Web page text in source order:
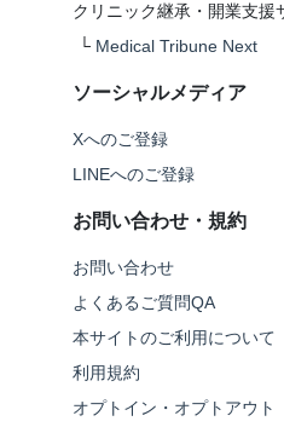
クリニック継承・開業支援
└ Medical Tribune Next
ソーシャルメディア
Xへのご登録
LINEへのご登録
お問い合わせ・規約
お問い合わせ
よくあるご質問QA
本サイトのご利用について
利用規約
オプトイン・オプトアウト